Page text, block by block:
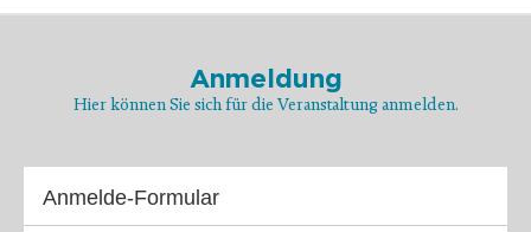
Anmeldung
Hier können Sie sich für die Veranstaltung anmelden.